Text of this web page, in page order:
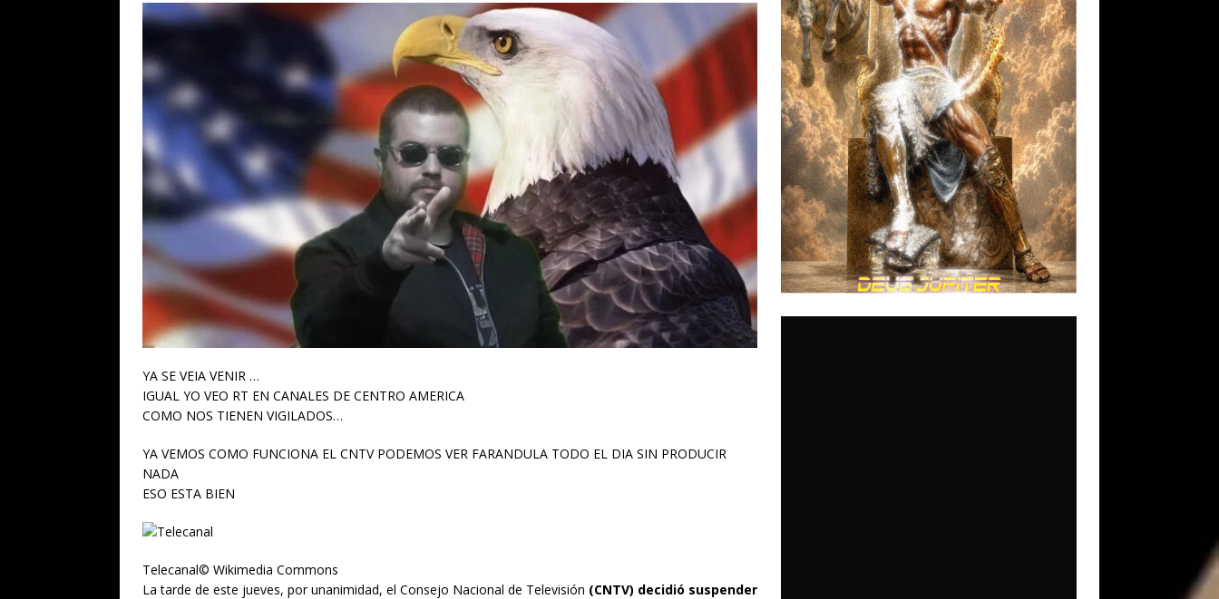
❅
YA SE VEIA VENIR …
IGUAL YO VEO RT EN CANALES DE CENTRO AMERICA
COMO NOS TIENEN VIGILADOS…
YA VEMOS COMO FUNCIONA EL CNTV PODEMOS VER FARANDULA TODO EL DIA SIN PRODUCIR
NADA
ESO ESTA BIEN
Telecanal© Wikimedia Commons
La tarde de este jueves, por unanimidad, el Consejo Nacional de Televisión (CNTV) decidió suspender